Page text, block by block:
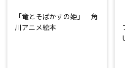
「竜とそばかすの姫」 角
川アニメ絵本